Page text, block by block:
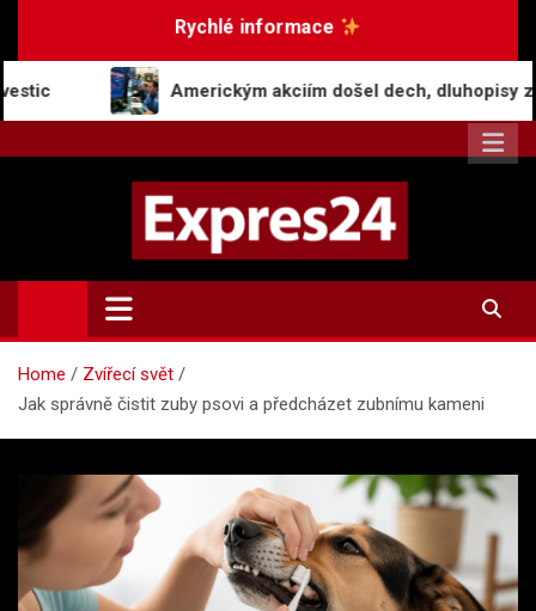
Rychlé informace
Americkým akciím došel dech, dluhopisy zaznamenaly
Expres24.cz
Rychlé zprávy po celý den
Home
Zvířecí svět
Jak správně čistit zuby psovi a předcházet zubnímu kameni